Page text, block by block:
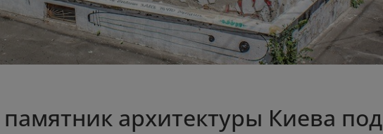
архитектуры Киева под